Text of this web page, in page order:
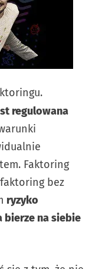
regulowana
Faktoring
bez
ryzyko
bierze na siebie